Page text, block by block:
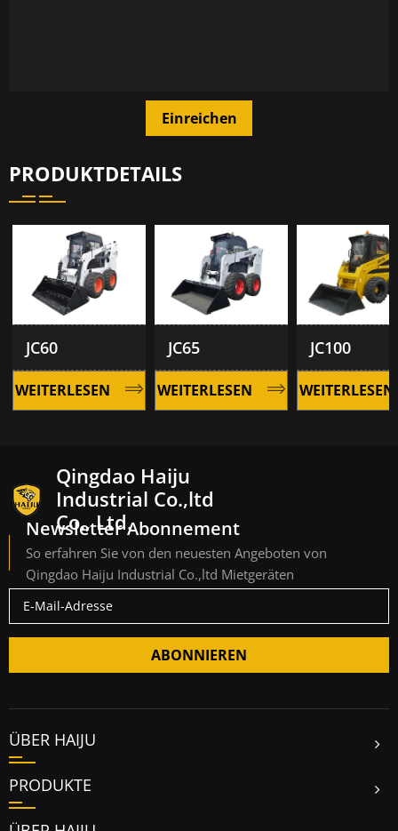
Einreichen
PRODUKTDETAILS
JC60
WEITERLESEN
JC65
WEITERLESEN
JC100
WEITERLESEN
Qingdao Haiju
Industrial Co.,ltd
Co., Ltd.
Newsletter Abonnement
So erfahren Sie von den neuesten Angeboten von
Qingdao Haiju Industrial Co.,ltd Mietgeräten
ABONNIEREN
ÜBER HAIJU
PRODUKTE